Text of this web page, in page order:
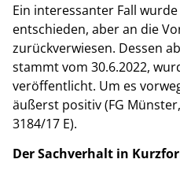
Ein interessanter Fall
entschieden, aber an die
zurückverwiesen. Dessen
stammt vom 30.6.2022,
veröffentlicht. Um es
äußerst positiv (FG
3184/17 E).
Der Sachverhalt in